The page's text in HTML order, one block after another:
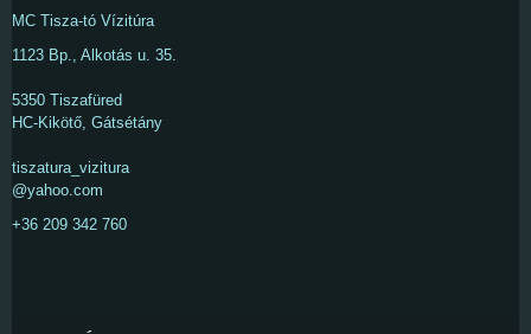
MC Tisza-tó Vízitúra
1123 Bp., Alkotás u. 35.
5350 Tiszafüred
HC-Kikötő, Gátsétány
tiszatura_vizitura
@yahoo.com
+36 209 342 760